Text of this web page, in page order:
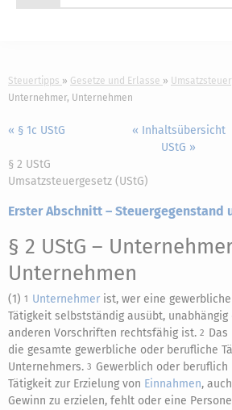
Steuertipps Gesetze und Erlasse
Unternehmer, Unternehmen
« § 1c UStG
« Inhaltsübersicht
UStG »
§ 2 UStG
Umsatzsteuergesetz (UStG)
Erster Abschnitt – Steuergegenstand
§ 2 UStG –
Unternehmen
(1) 1 Unternehmer ist, wer eine
Tätigkeit selbstständig ausübt, unabhängig
anderen Vorschriften rechtsfähig ist. 2
die gesamte gewerbliche oder berufliche
Unternehmers. 3 Gewerblich oder
Tätigkeit zur Erzielung von Einnahmen,
Gewinn zu erzielen, fehlt oder eine